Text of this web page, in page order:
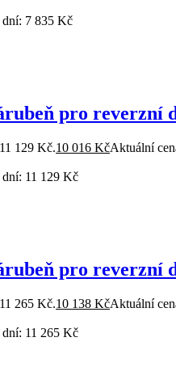
dní: 7 835 Kč
pro reverzní
129 Kč.10 016 KčAktuální
dní: 11 129 Kč
pro reverzní
265 Kč.10 138 KčAktuální
dní: 11 265 Kč